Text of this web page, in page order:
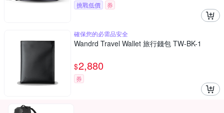
挑戰低價
券
確保您的必需品安全
Wandrd Travel Wallet 旅行錢包 TW-BK-1
$2,880
券